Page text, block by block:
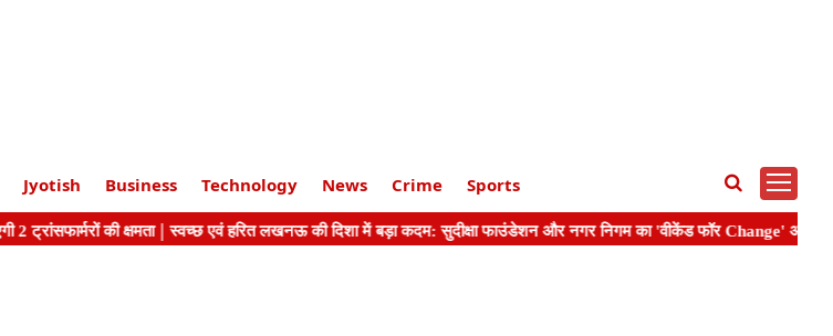
Jyotish Business Technology News Crime Sports